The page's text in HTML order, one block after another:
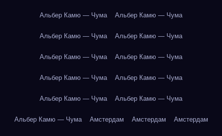
Альбер Камю — Чума Альбер Камю — Чума
Альбер Камю — Чума Альбер Камю — Чума
Альбер Камю — Чума Альбер Камю — Чума
Альбер Камю — Чума Альбер Камю — Чума
Альбер Камю — Чума Альбер Камю — Чума
Альбер Камю — Чума Амстердам Амстердам Амстердам